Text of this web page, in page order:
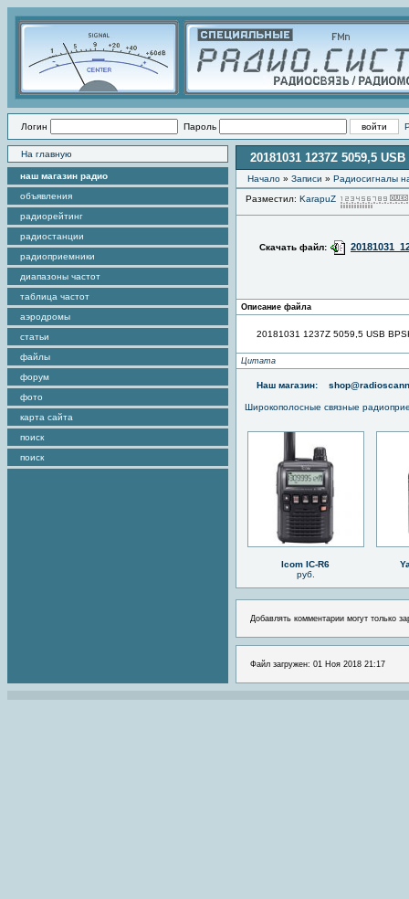
Логин Пароль
На главную
наш магазин радио
объявления
радиорейтинг
радиостанции
радиоприемники
диапазоны частот
таблица частот
аэродромы
статьи
файлы
форум
фото
карта сайта
поиск
поиск
20181031 1237Z 5059,5
Начало » Записи » Радиоcигналы
Разместил: KarapuZ
Скачать файл:
Описание файла
20181031 1237Z 5059,5 USB
Цитата
Наш магазин:
Широкополосные связные
Icom IC-R6
руб.
Добавлять комментарии могут только
Файл загружен: 01 Ноя 2018 21:17